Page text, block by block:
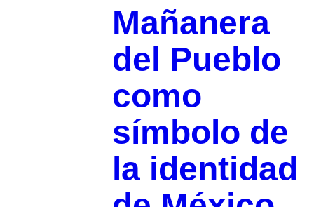
Mañanera
del Pueblo
como
símbolo de
la identidad